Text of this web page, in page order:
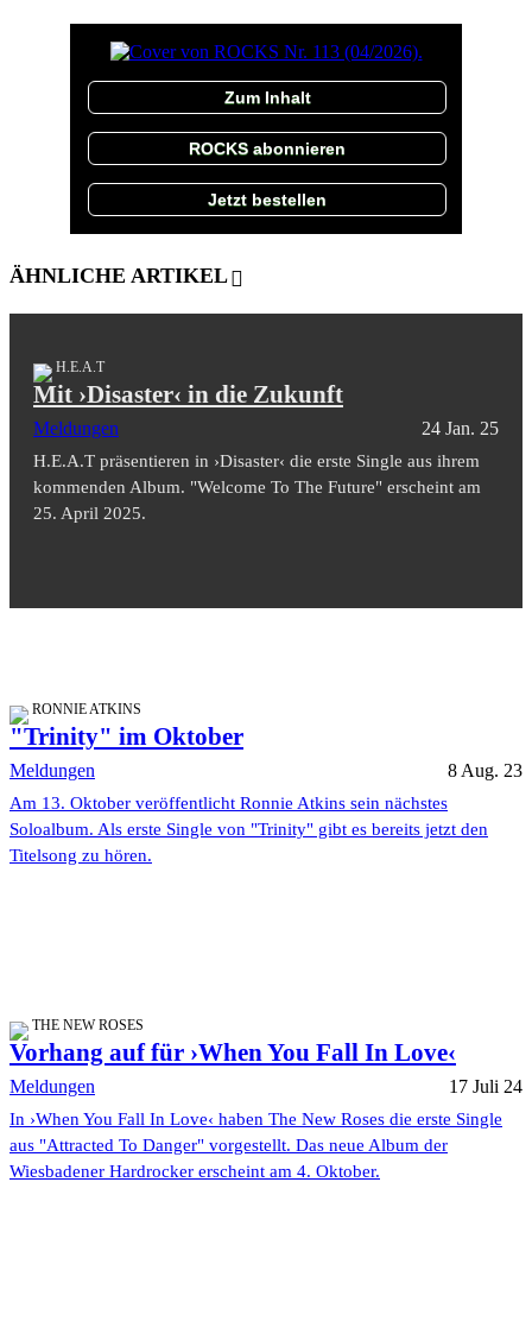
Zum Inhalt
ROCKS abonnieren
Jetzt bestellen
ÄHNLICHE ARTIKEL
H.E.A.T
Mit ›Disaster‹ in die Zukunft
Meldungen 24 Jan. 25
H.E.A.T präsentieren in ›Disaster‹ die erste Single aus ihrem
kommenden Album. "Welcome To The Future" erscheint am
25. April 2025.
RONNIE ATKINS
"Trinity" im Oktober
Meldungen 8 Aug. 23
Am 13. Oktober veröffentlicht Ronnie Atkins sein nächstes
Soloalbum. Als erste Single von "Trinity" gibt es bereits jetzt den
Titelsong zu hören.
THE NEW ROSES
Vorhang auf für ›When You Fall In Love‹
Meldungen 17 Juli 24
In ›When You Fall In Love‹ haben The New Roses die erste Single
aus "Attracted To Danger" vorgestellt. Das neue Album der
Wiesbadener Hardrocker erscheint am 4. Oktober.